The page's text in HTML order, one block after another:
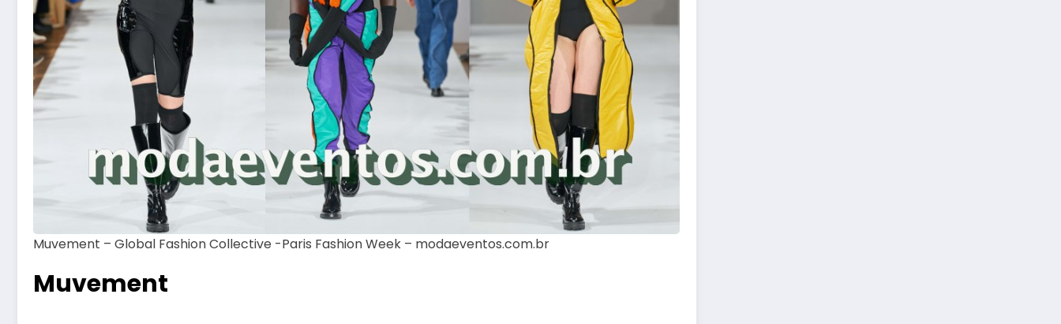
Muvement – Global Fashion Collective -Paris Fashion Week – modaeventos.com.br
Muvement